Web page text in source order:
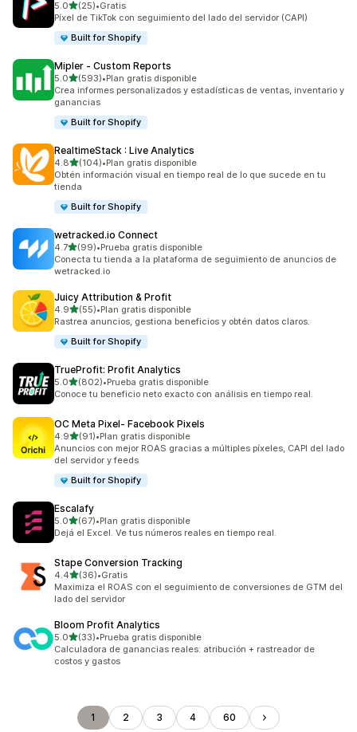
5.0de 5 estrellas
(25)
25 reseñas en total
•Gratis
Píxel de TikTok con seguimiento del lado del servidor (CAPI)
Built for Shopify
Mipler ‑ Custom Reports
5.0de 5 estrellas
(593)
593 reseñas en total
•Plan gratis disponible
Crea informes personalizados y estadísticas de ventas, inventario y
ganancias
Built for Shopify
RealtimeStack : Live Analytics
4.8de 5 estrellas
(104)
104 reseñas en total
•Plan gratis disponible
Obtén información visual en tiempo real de lo que sucede en tu
tienda
Built for Shopify
wetracked.io Connect
4.7de 5 estrellas
(99)
99 reseñas en total
•Prueba gratis disponible
Conecta tu tienda a la plataforma de seguimiento de anuncios de
wetracked.io
Juicy Attribution & Profit
4.9de 5 estrellas
(55)
55 reseñas en total
•Plan gratis disponible
Rastrea anuncios, gestiona beneficios y obtén datos claros.
Built for Shopify
TrueProfit: Profit Analytics
5.0de 5 estrellas
(802)
802 reseñas en total
•Prueba gratis disponible
Conoce tu beneficio neto exacto con análisis en tiempo real.
OC Meta Pixel‑ Facebook Pixels
4.9de 5 estrellas
(91)
91 reseñas en total
•Plan gratis disponible
Anuncios con mejor ROAS gracias a múltiples píxeles, CAPI del lado
del servidor y feeds
Built for Shopify
Escalafy
5.0de 5 estrellas
(67)
67 reseñas en total
•Plan gratis disponible
Dejá el Excel. Ve tus números reales en tiempo real.
Stape Conversion Tracking
4.4de 5 estrellas
(36)
36 reseñas en total
•Gratis
Maximiza el ROAS con el seguimiento de conversiones de GTM del
lado del servidor
Bloom Profit Analytics
5.0de 5 estrellas
(33)
33 reseñas en total
•Prueba gratis disponible
Calculadora de ganancias reales: atribución + rastreador de
costos y gastos
1 2 3 4 60